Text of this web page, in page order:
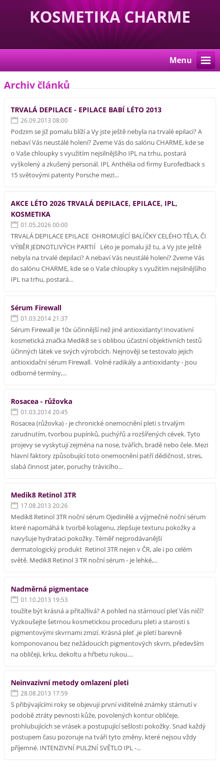
KOSMETIKA CHARME
Menu
Archiv článků
TRVALÁ DEPILACE - EPILACE BABÍ LÉTO 2013
26.09.2013 08:00
Podzim se již pomalu blíží a Vy jste ještě nebyla na trvalé epilaci? A
nebaví Vás neustálé holení? Zveme Vás do salónu CHARME, kde se
o Vaše chloupky s využitím nejsilnějšího IPL na trhu, postará
vyškolený a zkušený personál. IPL Anthélia od firmy Eurofedback s
15 světovými patenty Porsche mezi...
AKCE LÉTO 2026 TRVALÁ DEPILACE, EPILACE, IPL,
KOSMETIKA
01.05.2026 00:00
TRVALÁ DEPILACE EPILACE OHROMUJÍCÍ BALÍČKY CELÉHO TĚLA, ČI
VÝBĚR JEDNOTLIVÝCH PARTIÍ Léto je pomalu již tu, a Vy jste ještě
nebyla na trvalé depilaci? A nebaví Vás neustálé holení? Zveme Vás
do salónu CHARME, kde se o Vaše chloupky s využitím nejsilnějšího
IPL na trhu, postará...
Sérum Firewall
01.03.2014 21:37
Sérum Firewall je 10x účinnější než jiné antioxidanty! Inovativní
kosmetická značka Medik8 se s oblibou účastní objektivních testů
účinných látek ve svých výrobcích. Nejnověji se testovalo jejich
antioxidační sérum Firewall. Volné radikály a antioxidanty - jsou
odborné termíny,...
Rosacea - růžovka
01.03.2014 20:45
Rosacea (růžovka) - je chronické onemocnění pleti s trvalým
zarudnutím, tvorbou pupínků, puchýřů a rozšířených cévek. Tyto
projevy se vyskytují zejména na nose, tvářích, bradě nebo čele. Mezi
hlavní faktory způsobující toto onemocnění patří dědičnost, stres,
slabá činnost jater, poruchy trávicího...
Medik8 Retinol 3TR
17.08.2013 20:26
Medik8 Retinol 3TR noční sérum Ojedinělé a výjmečné noční sérum
které napomáhá k tvorbě kolagenu, zlepšuje texturu pokožky a
navyšuje hydrataci pokožky. Téměř nejprodávanější
dermatologický produkt Retinol 3TR nejen v ČR, ale i po celém
světě. Medik8 Retinol 3 TR noční sérum - je lehké,...
Nadměrná pigmentace
01.10.2013 19:53
toužíte být krásná a přitažlivá? A pohled na stárnoucí pleť Vás ničí?
Vyzkoušejte šetrnou kosmetickou proceduru pleti a starosti s
pigmentovými skvrnami zmizí. Krásná pleť ,je pletí barevně
komponovanou bez nežádoucích pigmentových skvrn, především
na obličeji, krku, dekoltu a hřbetu rukou....
Neinvazivní metody omlazení pleti
28.08.2013 17:59
S přibývajícími roky se objevují první viditelné známky stárnutí v
podobě ztráty pevnosti kůže, povolených kontur obličeje,
prohlubujících se vrásek a postupující sešlosti pokožky. Snad každý
postupem času pozoruje na tváři tyto změny, které nejsou vždy
příjemné. INTENZIVNÍ PULZNÍ SVĚTLO IPL -...